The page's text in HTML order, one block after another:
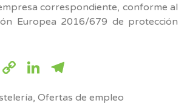
correspondiente, conforme al
Europea 2016/679 de protección
Facebook
CopyLinkedIn
, Ofertas de empleo